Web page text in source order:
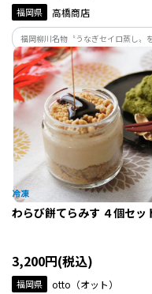
福岡県 高橋商店
福岡柳川名物〝うなぎセイロ蒸し〟
っと気軽に楽しみたい！お客様から
望から生まれた、美味しい笹めしと
すびのセットです。国産うなぎ・熊本
城米を使用しています。
わらび餅てらみす ４個セッ
3,200円(税込)
福岡県 otto（オット）